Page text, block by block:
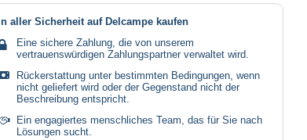
In aller Sicherheit auf Delcampe kaufen
Eine sichere Zahlung, die von unserem
vertrauenswürdigen Zahlungspartner verwaltet wird.
Rückerstattung unter bestimmten Bedingungen, wenn
nicht geliefert wird oder der Gegenstand nicht der
Beschreibung entspricht.
Ein engagiertes menschliches Team, das für Sie nach
Lösungen sucht.